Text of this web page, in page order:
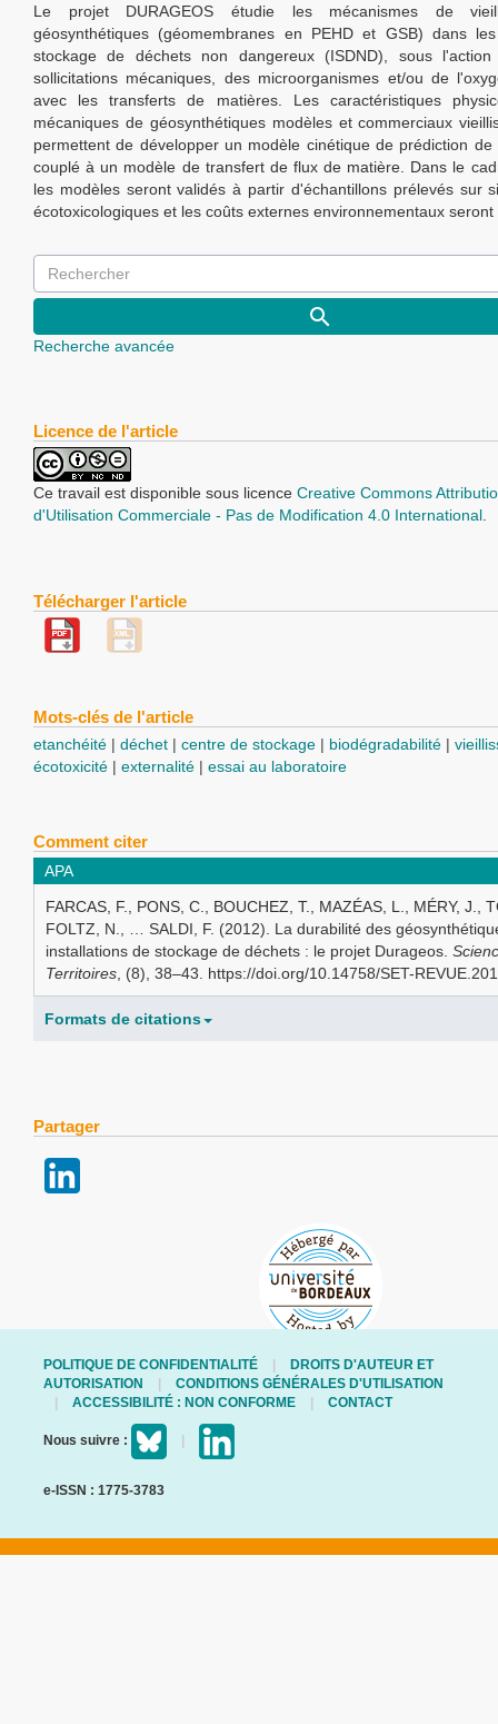
Le projet DURAGEOS étudie les mécanismes de
géosynthétiques (géomembranes en PEHD et GSB) dans
stockage de déchets non dangereux (ISDND), sous
sollicitations mécaniques, des microorganismes et/ou de
avec les transferts de matières. Les caractéristiques
mécaniques de géosynthétiques modèles et commerciaux
permettent de développer un modèle cinétique de prédiction
couplé à un modèle de transfert de flux de matière. Dans le
les modèles seront validés à partir d'échantillons prélevés sur
écotoxicologiques et les coûts externes environnementaux seront
Recherche avancée
Licence de l'article
Ce travail est disponible sous licence Creative Commons
d'Utilisation Commerciale - Pas de Modification 4.0 International.
Télécharger l'article
Mots-clés de l'article
etanchéité déchet centre de stockage biodégradabilité
écotoxicité
externalité essai au laboratoire
Comment citer
APA
FARCAS, F., PONS, C., BOUCHEZ, T., MAZÉAS, L., MÉRY, J.,
FOLTZ, N., … SALDI, F. (2012). La durabilité des
installations de stockage de déchets : le projet Durageos.
Territoires, (8), 38–43. https://doi.org/10.14758/SET-
Formats de citations
Partager
POLITIQUE DE CONFIDENTIALITÉ
DROITS D'AUTEUR ET
AUTORISATION
CONDITIONS GÉNÉRALES D'UTILISATION
ACCESSIBILITÉ : NON CONFORME
CONTACT
Nous suivre :
e-ISSN : 1775-3783